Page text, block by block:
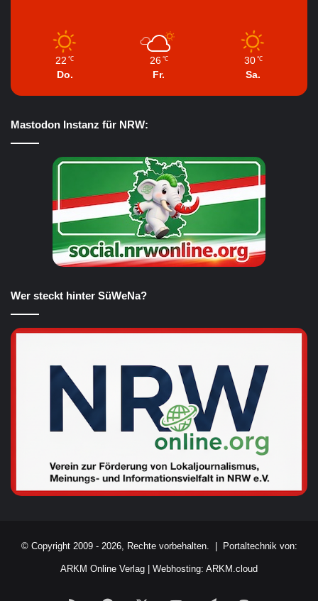
22 ℃
Do.
26 ℃
Fr.
30 ℃
Sa.
Mastodon Instanz für NRW:
Wer steckt hinter SüWeNa?
© Copyright 2009 - 2026, Rechte vorbehalten. | Portaltechnik von:
ARKM Online Verlag Webhosting: ARKM.cloud